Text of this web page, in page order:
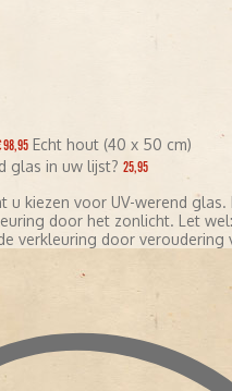
98,95 Echt hout (40 x 50 cm)
glas in uw lijst? 25,95
u kiezen voor UV-werend
door het zonlicht. Let
verkleuring door veroudering